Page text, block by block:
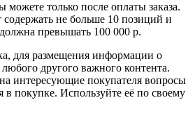
можете только после оплаты заказа.
не больше 10 позиций и
превышать 100 000 р.
для размещения информации о
другого важного контента.
интересующие покупателя вопросы
в покупке. Используйте её по своему